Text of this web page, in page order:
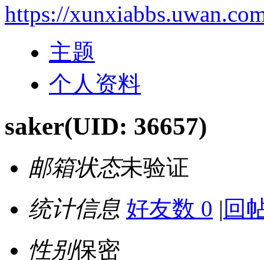
https://
主题
个人资料
saker(UID: 36657)
邮箱状态未验证
统计信息 好友数 0 | 回
性别保密